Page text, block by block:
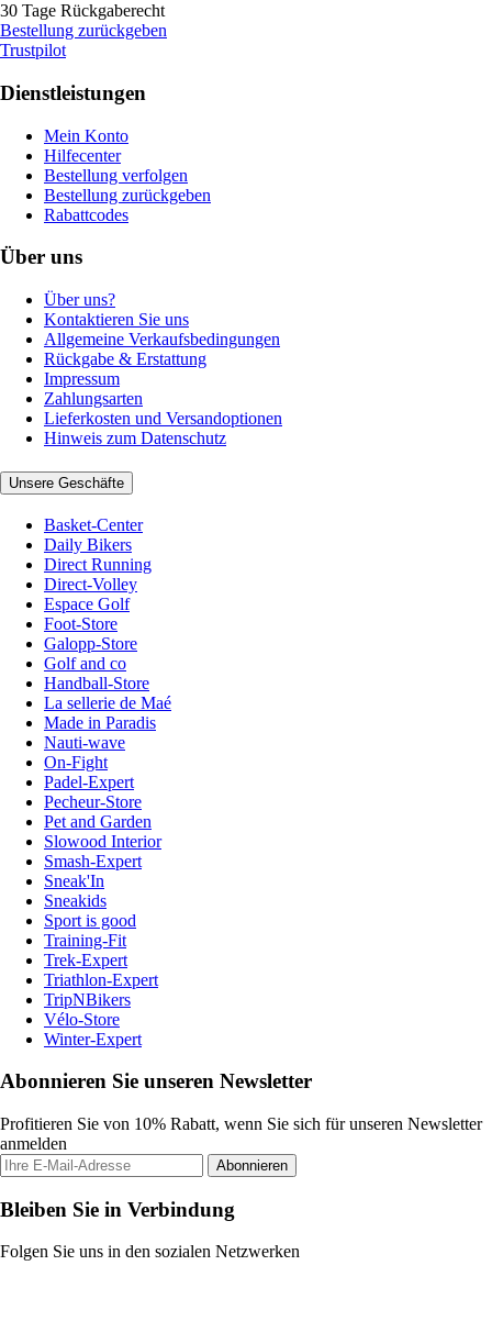
30 Tage Rückgaberecht
Bestellung zurückgeben
Trustpilot
Dienstleistungen
Mein Konto
Hilfecenter
Bestellung verfolgen
Bestellung zurückgeben
Rabattcodes
Über uns
Über uns?
Kontaktieren Sie uns
Allgemeine Verkaufsbedingungen
Rückgabe & Erstattung
Impressum
Zahlungsarten
Lieferkosten und Versandoptionen
Hinweis zum Datenschutz
Unsere Geschäfte
Basket-Center
Daily Bikers
Direct Running
Direct-Volley
Espace Golf
Foot-Store
Galopp-Store
Golf and co
Handball-Store
La sellerie de Maé
Made in Paradis
Nauti-wave
On-Fight
Padel-Expert
Pecheur-Store
Pet and Garden
Slowood Interior
Smash-Expert
Sneak'In
Sneakids
Sport is good
Training-Fit
Trek-Expert
Triathlon-Expert
TripNBikers
Vélo-Store
Winter-Expert
Abonnieren Sie unseren Newsletter
Profitieren Sie von 10% Rabatt, wenn Sie sich für unseren Newsletter
anmelden
Abonnieren
Bleiben Sie in Verbindung
Folgen Sie uns in den sozialen Netzwerken